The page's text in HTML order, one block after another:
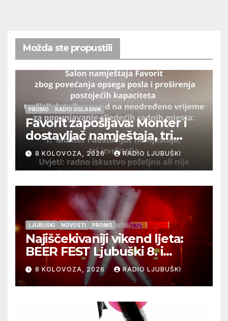
Možda ste propustili
PROMO RADIO OGLASNIK
Favorit zapošljava: Monter i
dostavljač namještaja, tri
izvršitelja
8 KOLOVOZA, 2026 RADIO LJUBUŠKI
LJUBUŠKI NOVOSTI PROMO
Najiščekivaniji vikend ljeta:
BEER FEST Ljubuški 8. i
9.kolovoza
8 KOLOVOZA, 2026 RADIO LJUBUŠKI